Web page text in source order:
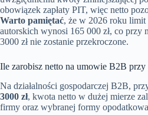
obowiązek zapłaty PIT, więc netto
Warto pamiętać, że w 2026 roku
autorskich wynosi 165 000 zł, co przy
3000 zł nie zostanie przekroczone.
Ile zarobisz netto na umowie B2B przy
Na działalności gospodarczej B2B,
3000 zł, kwota netto w dużej mierze
firmy oraz wybranej formy